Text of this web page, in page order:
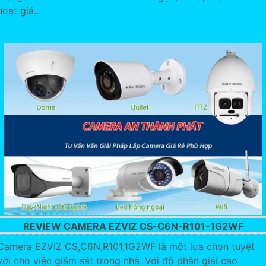
giá...
REVIEW CAMERA EZVIZ CS-C6N-R101-1G2WF
EZVIZ CS,C6N,R101,1G2WF là một lựa chọn tuyệt
cho việc giám sát trong nhà. Với độ phân giải cao